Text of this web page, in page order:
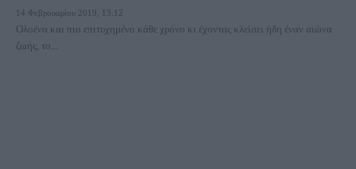
14 Φεβρουαρίου 2019, 13:12
Ολοένα και πιο επιτυχημένο κάθε χρόνο κι έχοντας κλείσει ήδη έναν αιώνα
ζωής, το...